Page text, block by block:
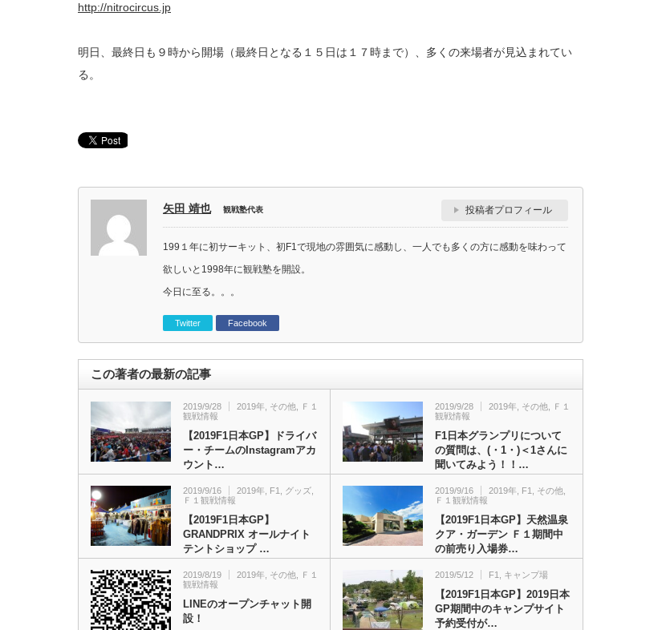
http://nitrocircus.jp
明日、最終日も９時から開場（最終日となる１５日は１７時まで）、多くの来場者が見込まれてい
る。
矢田 靖也 観戦塾代表 投稿者プロフィール
199１年に初サーキット、初F1で現地の雰囲気に感動し、一人でも多くの方に感動を味わって
欲しいと1998年に観戦塾を開設。
今日に至る。。。
Twitter Facebook
この著者の最新の記事
2019/9/28 2019年 その他
Ｆ１
観戦情報
【2019F1日本GP】ドライバ
ー・チームのInstagramアカ
ウント…
2019/9/28 2019年 その他
Ｆ１
観戦情報
F1日本グランプリについて
の質問は、(・1・)＜1さんに
聞いてみよう！！…
2019/9/16 2019年 F1 グッズ
Ｆ１観戦情報
【2019F1日本GP】
GRANDPRIX オールナイト
テントショップ …
2019/9/16 2019年 F1 その他
Ｆ１観戦情報
【2019F1日本GP】天然温泉
クア・ガーデン Ｆ１期間中
の前売り入場券…
2019/8/19 2019年 その他
Ｆ１
観戦情報
LINEのオープンチャット開
設！
2019/5/12 F1 キャンプ場
【2019F1日本GP】2019日本
GP期間中のキャンプサイト
予約受付が…